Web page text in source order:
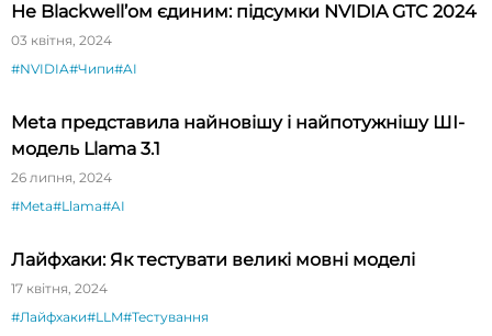
Не Blackwell’ом єдиним: підсумки NVIDIA GTC 2024
03 квітня, 2024
#NVIDIA#Чипи#AI
Meta представила найновішу і найпотужнішу ШІ-
модель Llama 3.1
26 липня, 2024
#Meta#Llama#AI
Лайфхаки: Як тестувати великі мовні моделі
17 квітня, 2024
#Лайфхаки#LLM#Тестування